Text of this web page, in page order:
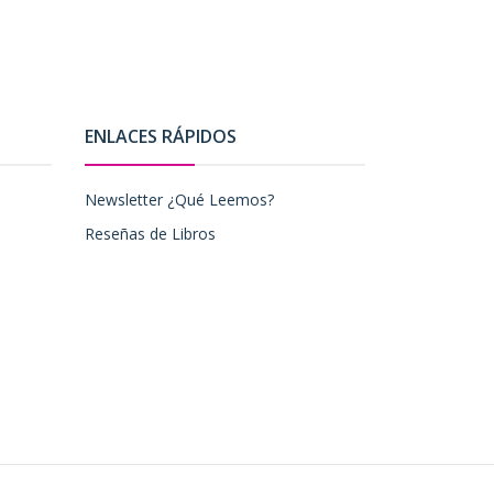
ENLACES RÁPIDOS
Newsletter ¿Qué Leemos?
Reseñas de Libros